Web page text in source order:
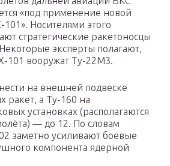
«под применение новой
Носителями этого
стратегические ракетоносцы
эксперты полагают,
101 вооружат Ту-22М3.
на внешней подвеске
ракет, а Ту-160 на
установках (располагаются
— до 12. По словам
заметно усиливают боевые
компонента ядерной